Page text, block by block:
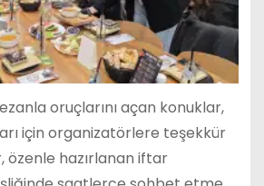
oruçlarını açan konuklar,
için organizatörlere teşekkür
hazırlanan iftar